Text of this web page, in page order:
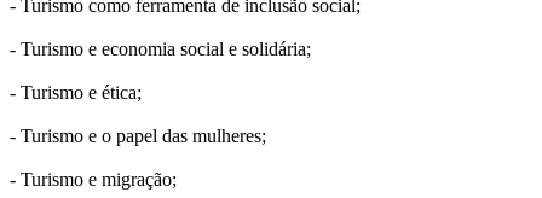
- Turismo como ferramenta de inclusão social;
- Turismo e economia social e solidária;
- Turismo e ética;
- Turismo e o papel das mulheres;
- Turismo e migração;